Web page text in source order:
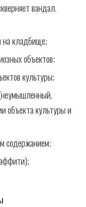
вандал.
на кладбище;
объектов;
культуры;
объекта культуры и
содержанием;